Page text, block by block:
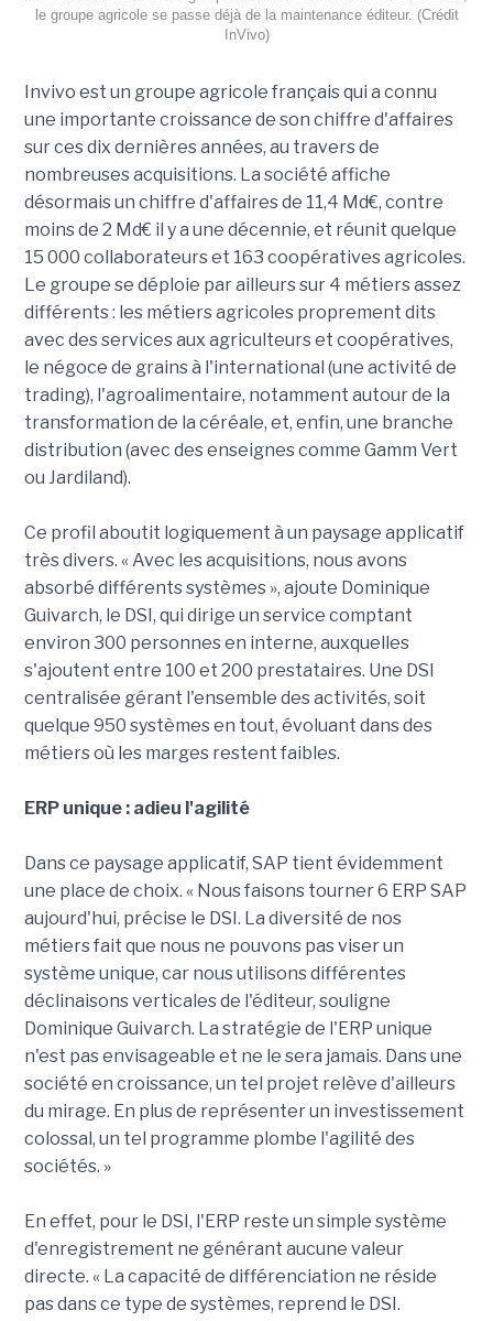
le groupe agricole se passe déjà de la maintenance éditeur. (Crédit
InVivo)
Invivo est un groupe agricole français qui a connu
une importante croissance de son chiffre d'affaires
sur ces dix dernières années, au travers de
nombreuses acquisitions. La société affiche
désormais un chiffre d'affaires de 11,4 Md€, contre
moins de 2 Md€ il y a une décennie, et réunit quelque
15 000 collaborateurs et 163 coopératives agricoles.
Le groupe se déploie par ailleurs sur 4 métiers assez
différents : les métiers agricoles proprement dits
avec des services aux agriculteurs et coopératives,
le négoce de grains à l'international (une activité de
trading), l'agroalimentaire, notamment autour de la
transformation de la céréale, et, enfin, une branche
distribution (avec des enseignes comme Gamm Vert
ou Jardiland).
Ce profil aboutit logiquement à un paysage applicatif
très divers. « Avec les acquisitions, nous avons
absorbé différents systèmes », ajoute Dominique
Guivarch, le DSI, qui dirige un service comptant
environ 300 personnes en interne, auxquelles
s'ajoutent entre 100 et 200 prestataires. Une DSI
centralisée gérant l'ensemble des activités, soit
quelque 950 systèmes en tout, évoluant dans des
métiers où les marges restent faibles.
ERP unique : adieu l'agilité
Dans ce paysage applicatif, SAP tient évidemment
une place de choix. « Nous faisons tourner 6 ERP SAP
aujourd'hui, précise le DSI. La diversité de nos
métiers fait que nous ne pouvons pas viser un
système unique, car nous utilisons différentes
déclinaisons verticales de l'éditeur, souligne
Dominique Guivarch. La stratégie de l'ERP unique
n'est pas envisageable et ne le sera jamais. Dans une
société en croissance, un tel projet relève d'ailleurs
du mirage. En plus de représenter un investissement
colossal, un tel programme plombe l'agilité des
sociétés. »
En effet, pour le DSI, l'ERP reste un simple système
d'enregistrement ne générant aucune valeur
directe. « La capacité de différenciation ne réside
pas dans ce type de systèmes, reprend le DSI.